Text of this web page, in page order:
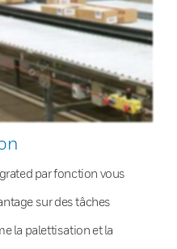
par fonction vous
sur des tâches
la palettisation et la